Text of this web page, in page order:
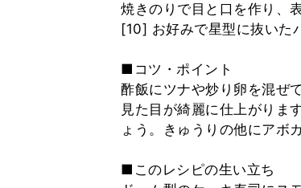
焼きのりで目と口を作り、
[10] お好みで星型に抜いた
■コツ・ポイント
酢飯にツナや炒り卵を混ぜ
見た目が綺麗に仕上がりま
ょう。きゅうりの他にアボ
■このレシピの生い立ち